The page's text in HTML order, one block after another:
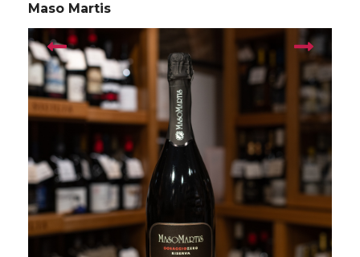
Maso Martis
prev next